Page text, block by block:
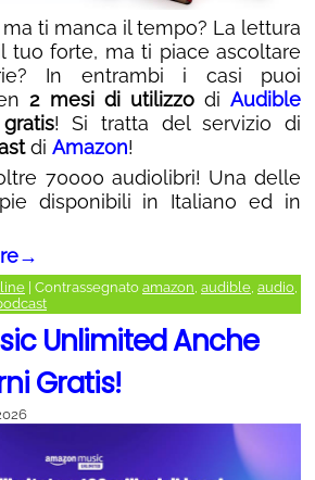
ti manca il tempo? La lettura
tuo forte, ma ti piace ascoltare
In entrambi i casi puoi
2 mesi di utilizzodi Audible
! Si tratta del servizio di
di Amazon!
70000 audiolibri! Una delle
disponibili in Italiano ed in
→
Contrassegnato amazon audible audio
Unlimited Anche
Gratis!